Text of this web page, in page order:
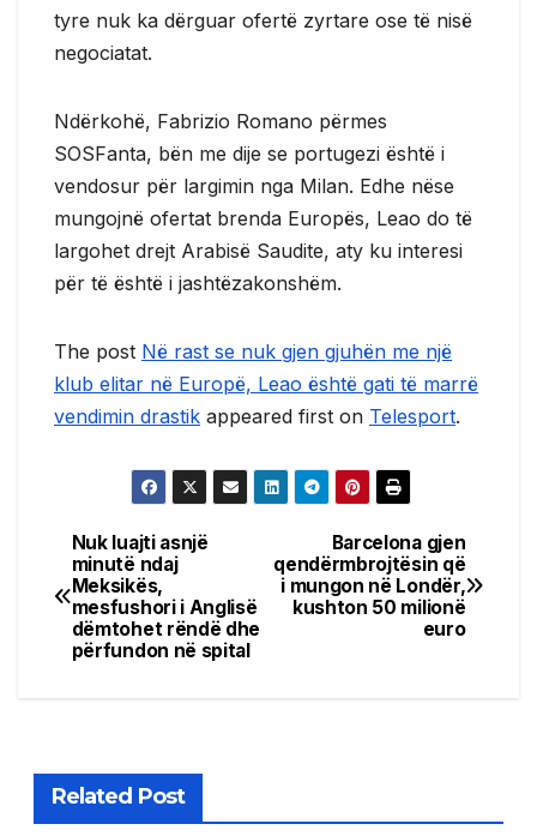
tyre nuk ka dërguar ofertë zyrtare ose të nisë
negociatat.
Ndërkohë, Fabrizio Romano përmes
SOSFanta, bën me dije se portugezi është i
vendosur për largimin nga Milan. Edhe nëse
mungojnë ofertat brenda Europës, Leao do të
largohet drejt Arabisë Saudite, aty ku interesi
për të është i jashtëzakonshëm.
The post Në rast se nuk gjen gjuhën me një
klub elitar në Europë, Leao është gati të marrë
vendimin drastik appeared first on Telesport.
Post
navigation
Barcelona gjen
qendërmbrojtësin që
i mungon në Londër,
kushton 50 milionë
euro
Nuk luajti asnjë
minutë ndaj
Meksikës,
mesfushori i Anglisë
dëmtohet rëndë dhe
përfundon në spital
Related Post